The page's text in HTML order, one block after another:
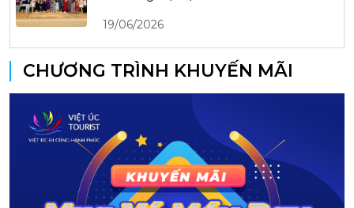
19/06/2026
CHƯƠNG TRÌNH KHUYẾN MÃI